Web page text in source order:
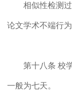
相似性检测
论文学术不端行
第十八条 校
一般为七天。